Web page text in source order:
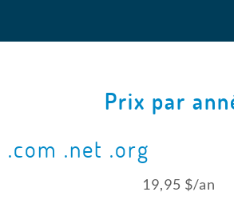
Prix par
.com .net .org
19,95 $/an